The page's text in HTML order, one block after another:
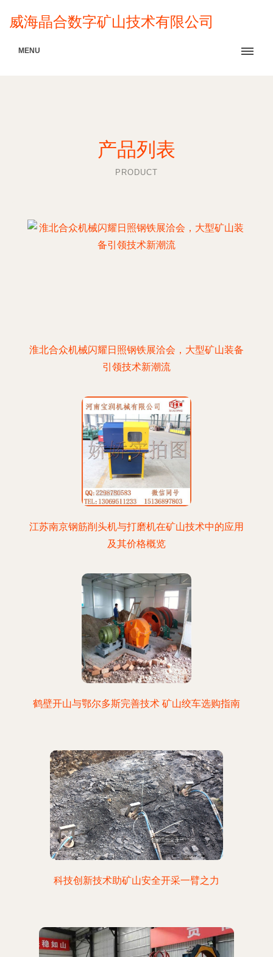
威海晶合数字矿山技术有限公司
MENU
产品列表
PRODUCT
淮北合众机械闪耀日照钢铁展洽会，大型矿山装备
引领技术新潮流
江苏南京钢筋削头机与打磨机在矿山技术中的应用
及其价格概览
鹤壁开山与鄂尔多斯完善技术 矿山绞车选购指南
科技创新技术助矿山安全开采一臂之力